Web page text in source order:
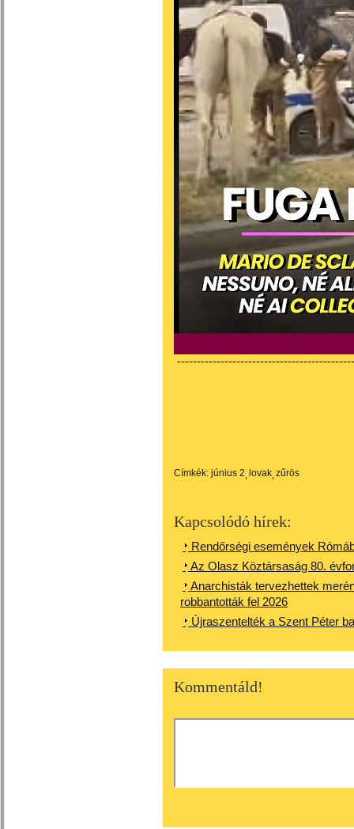
Címkék: június 2 lovak zűrös
Kapcsolódó hírek:
Rendőrségi események
Az Olasz Köztársaság 80.
Anarchisták tervezhettek
robbantották fel 2026
Újraszentelték a Szent Péter
Kommentáld!